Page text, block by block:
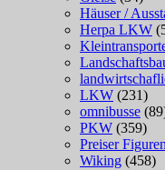
Häuser /
Herpa LKW
LKW (231)
omnibusse
PKW (359)
Preiser Figuren
Wiking (458)